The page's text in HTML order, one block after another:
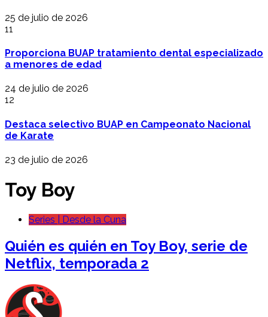
25 de julio de 2026
11
Proporciona BUAP tratamiento dental especializado
a menores de edad
24 de julio de 2026
12
Destaca selectivo BUAP en Campeonato Nacional
de Karate
23 de julio de 2026
Toy Boy
Series | Desde la Cuna
Quién es quién en Toy Boy, serie de
Netflix, temporada 2